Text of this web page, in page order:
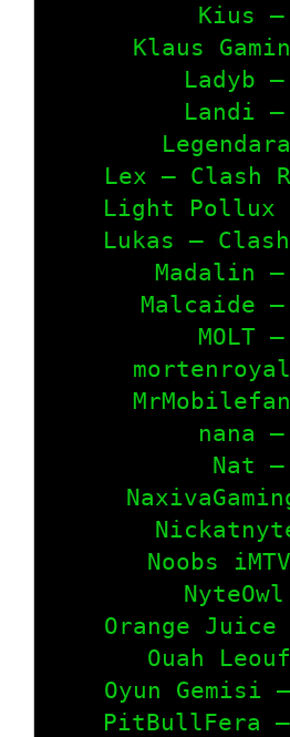
Kius –
Klaus
Ladyb –
Landi –
Lex – Clash
Light Pollux
Lukas –
Madalin –
Malcaide
MOLT –
nana –
Nat –
Noobs
NyteOwl
Orange Juice
Ouah
Oyun Gemisi
PitBullFera